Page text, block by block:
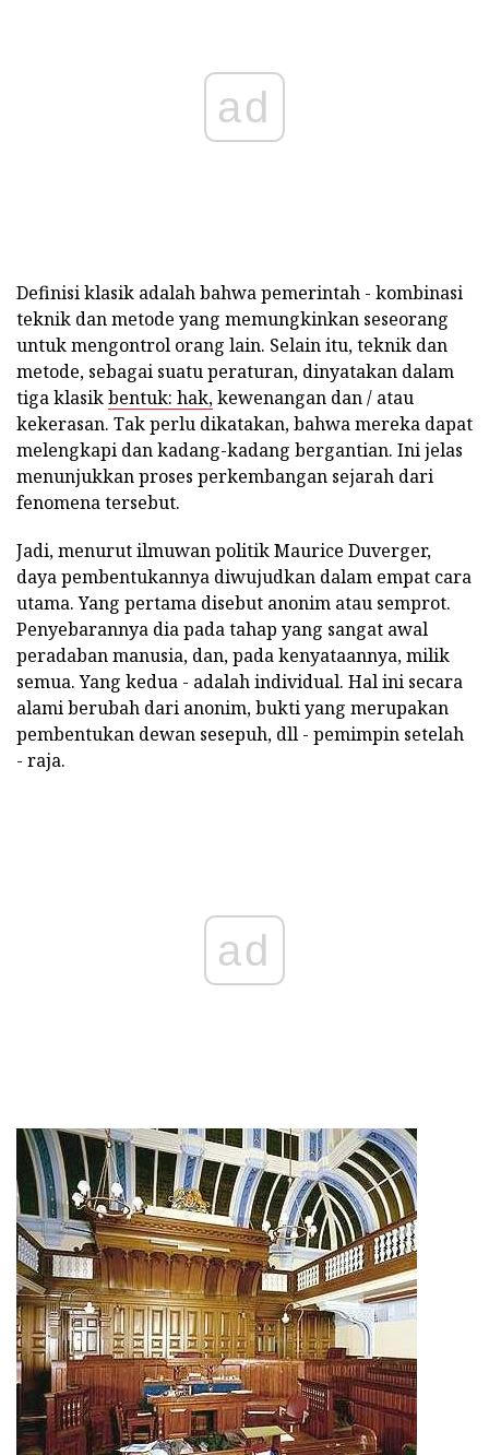
ad
Definisi klasik adalah bahwa pemerintah - kombinasi
teknik dan metode yang memungkinkan seseorang
untuk mengontrol orang lain. Selain itu, teknik dan
metode, sebagai suatu peraturan, dinyatakan dalam
tiga klasikbentuk: hak,kewenangan dan / atau
kekerasan. Tak perlu dikatakan, bahwa mereka dapat
melengkapi dan kadang-kadang bergantian. Ini jelas
menunjukkan proses perkembangan sejarah dari
fenomena tersebut.
Jadi, menurut ilmuwan politik Maurice Duverger,
daya pembentukannya diwujudkan dalam empat cara
utama. Yang pertama disebut anonim atau semprot.
Penyebarannya dia pada tahap yang sangat awal
peradaban manusia, dan, pada kenyataannya, milik
semua. Yang kedua - adalah individual. Hal ini secara
alami berubah dari anonim, bukti yang merupakan
pembentukan dewan sesepuh, dll - pemimpin setelah
- raja.
ad